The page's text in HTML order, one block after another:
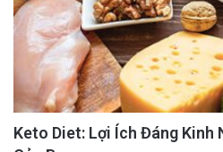
Keto Diet: Lợi Ích Đáng Kinh